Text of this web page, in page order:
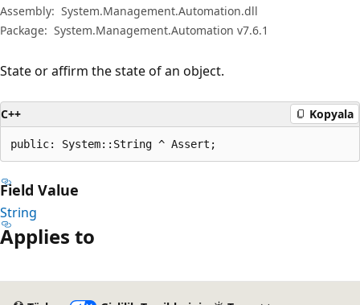
Assembly: System.Management.Automation.dll
Package: System.Management.Automation v7.6.1
State or affirm the state of an object.
C++ Kopyala
public: System::String ^ Assert;
Field Value
String
Applies to